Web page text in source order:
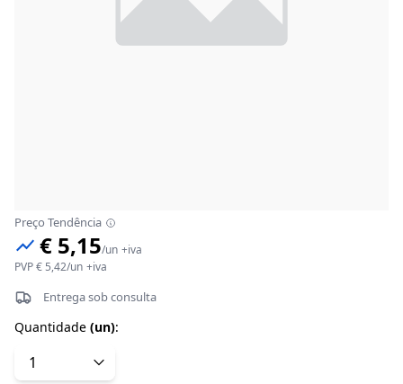
Preço Tendência
€ 5,15/un +iva
PVP€ 5,42/un +iva
Entrega sob consulta
Quantidade (un):